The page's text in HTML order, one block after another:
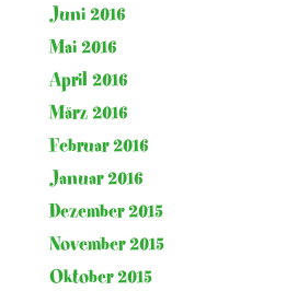
Juni 2016
Mai 2016
April 2016
März 2016
Februar 2016
Januar 2016
Dezember 2015
November 2015
Oktober 2015